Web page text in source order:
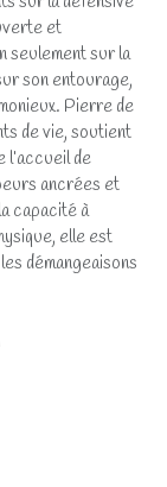
et
seulement sur la
son entourage,
Pierre de
de vie, soutient
l’accueil de
ancrées et
capacité à
elle est
démangeaisons